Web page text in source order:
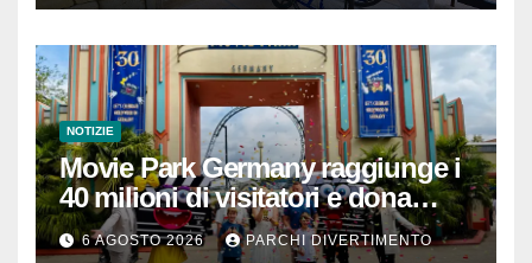
NOTIZIE
Movie Park Germany raggiunge i
40 milioni di visitatori e dona
40.000 euro
6 AGOSTO 2026 PARCHI DIVERTIMENTO